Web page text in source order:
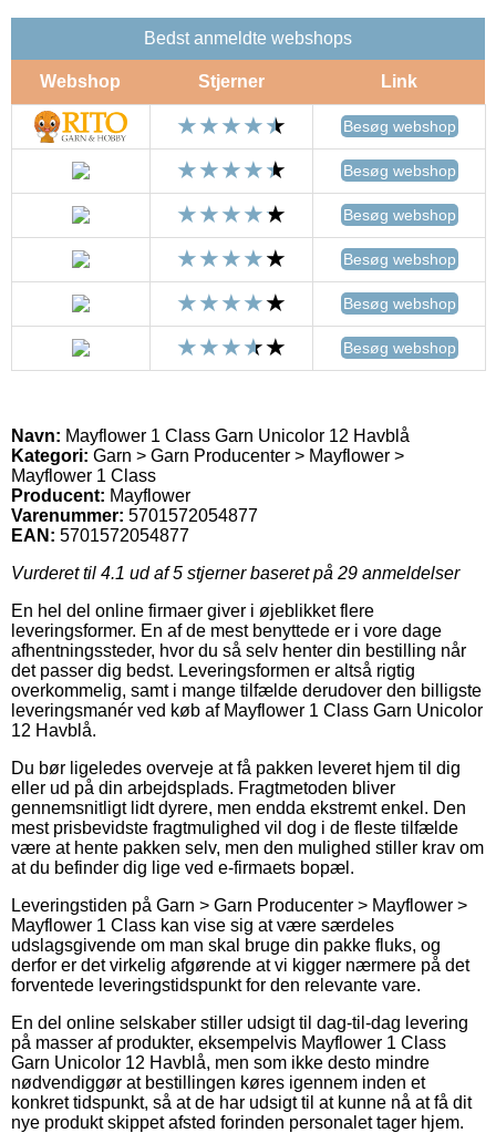
Bedst anmeldte webshops
Webshop Stjerner Link
Besøg webshop
Besøg webshop
Besøg webshop
Besøg webshop
Besøg webshop
Besøg webshop
Navn: Mayflower 1 Class Garn Unicolor 12 Havblå
Kategori: Garn > Garn Producenter > Mayflower >
Mayflower 1 Class
Producent: Mayflower
Varenummer: 5701572054877
EAN: 5701572054877
Vurderet til 4.1 ud af 5 stjerner baseret på 29 anmeldelser
En hel del online firmaer giver i øjeblikket flere
leveringsformer. En af de mest benyttede er i vore dage
afhentningssteder, hvor du så selv henter din bestilling når
det passer dig bedst. Leveringsformen er altså rigtig
overkommelig, samt i mange tilfælde derudover den billigste
leveringsmanér ved køb af Mayflower 1 Class Garn Unicolor
12 Havblå.
Du bør ligeledes overveje at få pakken leveret hjem til dig
eller ud på din arbejdsplads. Fragtmetoden bliver
gennemsnitligt lidt dyrere, men endda ekstremt enkel. Den
mest prisbevidste fragtmulighed vil dog i de fleste tilfælde
være at hente pakken selv, men den mulighed stiller krav om
at du befinder dig lige ved e-firmaets bopæl.
Leveringstiden på Garn > Garn Producenter > Mayflower >
Mayflower 1 Class kan vise sig at være særdeles
udslagsgivende om man skal bruge din pakke fluks, og
derfor er det virkelig afgørende at vi kigger nærmere på det
forventede leveringstidspunkt for den relevante vare.
En del online selskaber stiller udsigt til dag-til-dag levering
på masser af produkter, eksempelvis Mayflower 1 Class
Garn Unicolor 12 Havblå, men som ikke desto mindre
nødvendiggør at bestillingen køres igennem inden et
konkret tidspunkt, så at de har udsigt til at kunne nå at få dit
nye produkt skippet afsted forinden personalet tager hjem.